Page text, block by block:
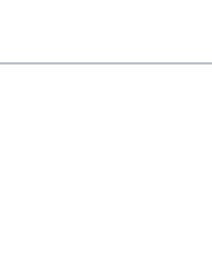
und Geschäftskunden